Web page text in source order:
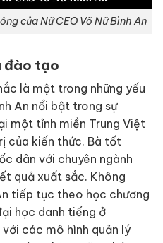
của Nữ CEO Võ Nữ Bình An
đào tạo
là một trong những yếu
An nổi bật trong sự
một tỉnh miền Trung Việt
của kiến thức. Bà tốt
dân với chuyên ngành
quả xuất sắc. Không
tiếp tục theo học chương
học danh tiếng ở
các mô hình quản lý